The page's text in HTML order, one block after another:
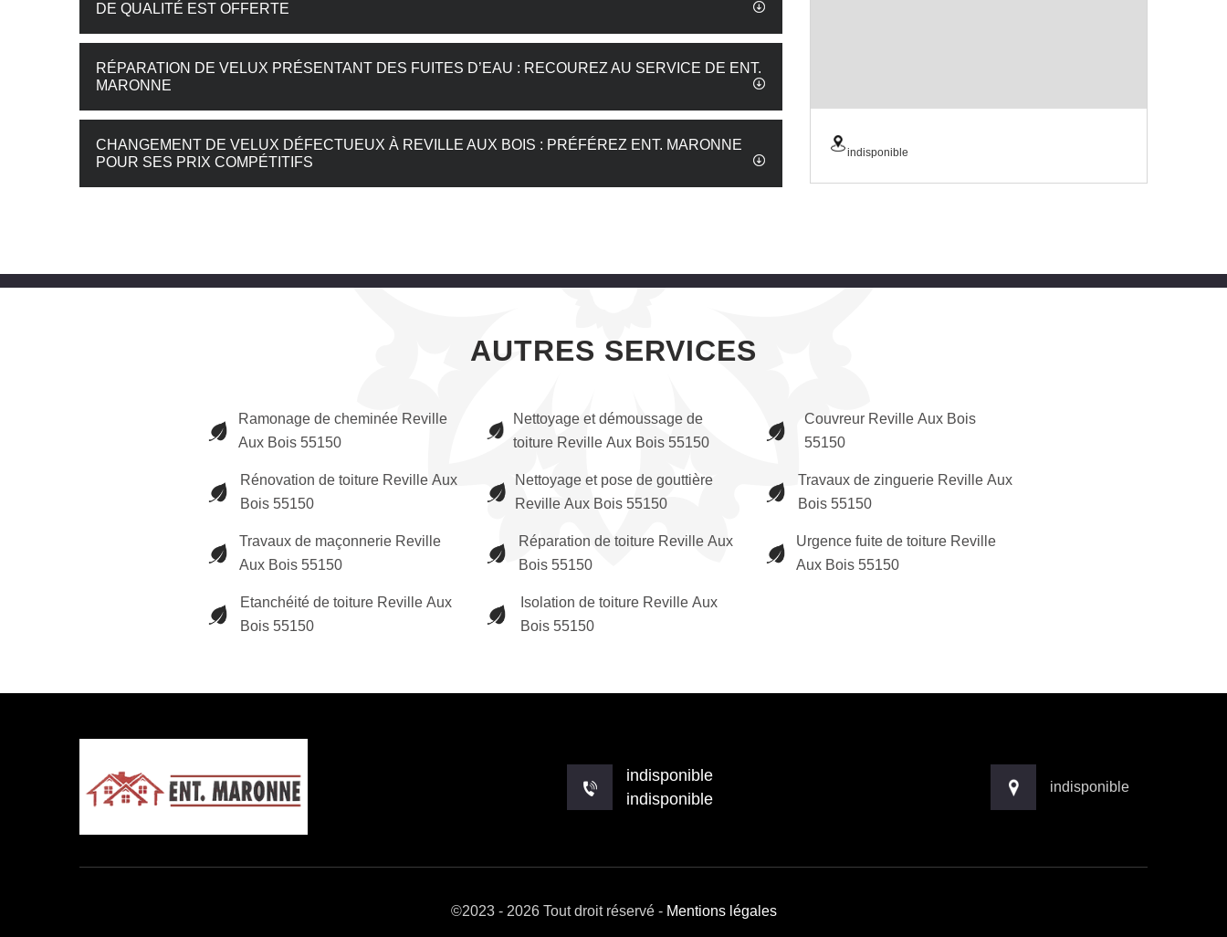
DE QUALITÉ EST OFFERTE
RÉPARATION DE VELUX PRÉSENTANT DES FUITES D’EAU : RECOUREZ AU SERVICE DE ENT.
MARONNE
CHANGEMENT DE VELUX DÉFECTUEUX À REVILLE AUX BOIS : PRÉFÉREZ ENT. MARONNE
POUR SES PRIX COMPÉTITIFS
indisponible
AUTRES SERVICES
Ramonage de cheminée Reville
Aux Bois 55150
Rénovation de toiture Reville Aux
Bois 55150
Travaux de maçonnerie Reville
Aux Bois 55150
Etanchéité de toiture Reville Aux
Bois 55150
Nettoyage et démoussage de
toiture Reville Aux Bois 55150
Nettoyage et pose de gouttière
Reville Aux Bois 55150
Réparation de toiture Reville Aux
Bois 55150
Isolation de toiture Reville Aux
Bois 55150
Couvreur Reville Aux Bois
55150
Travaux de zinguerie Reville Aux
Bois 55150
Urgence fuite de toiture Reville
Aux Bois 55150
indisponible
indisponible
indisponible
©2023 - 2026 Tout droit réservé - Mentions légales